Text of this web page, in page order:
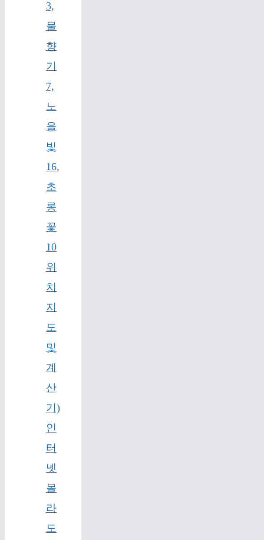
3,
물
향
기
7,
노
을
빛
16,
초
롱
꽃
10
위
치
지
도
및
계
산
기)
인
터
넷
몰
라
도